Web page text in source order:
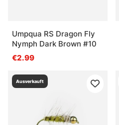
Umpqua RS Dragon Fly
Nymph Dark Brown #10
€2.99
Ausverkauft